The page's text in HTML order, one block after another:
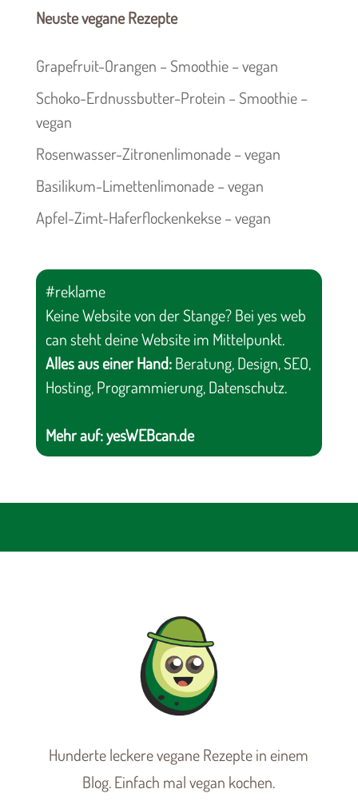
Neuste vegane Rezepte
Grapefruit-Orangen – Smoothie – vegan
Schoko-Erdnussbutter-Protein – Smoothie –
vegan
Rosenwasser-Zitronenlimonade – vegan
Basilikum-Limettenlimonade – vegan
Apfel-Zimt-Haferflockenkekse – vegan
#reklame
Keine Website von der Stange? Bei yes web
can steht deine Website im Mittelpunkt.
Alles aus einer Hand:Beratung, Design, SEO,
Hosting, Programmierung, Datenschutz.
Mehr auf:yesWEBcan.de
Hunderte leckere vegane Rezepte in einem
Blog. Einfach mal vegan kochen.